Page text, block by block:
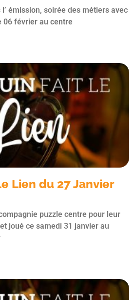
émission, soirée des métiers avec
06 février au centre
Lien du 27 Janvier
puzzle centre pour leur
joué ce samedi 31 janvier au